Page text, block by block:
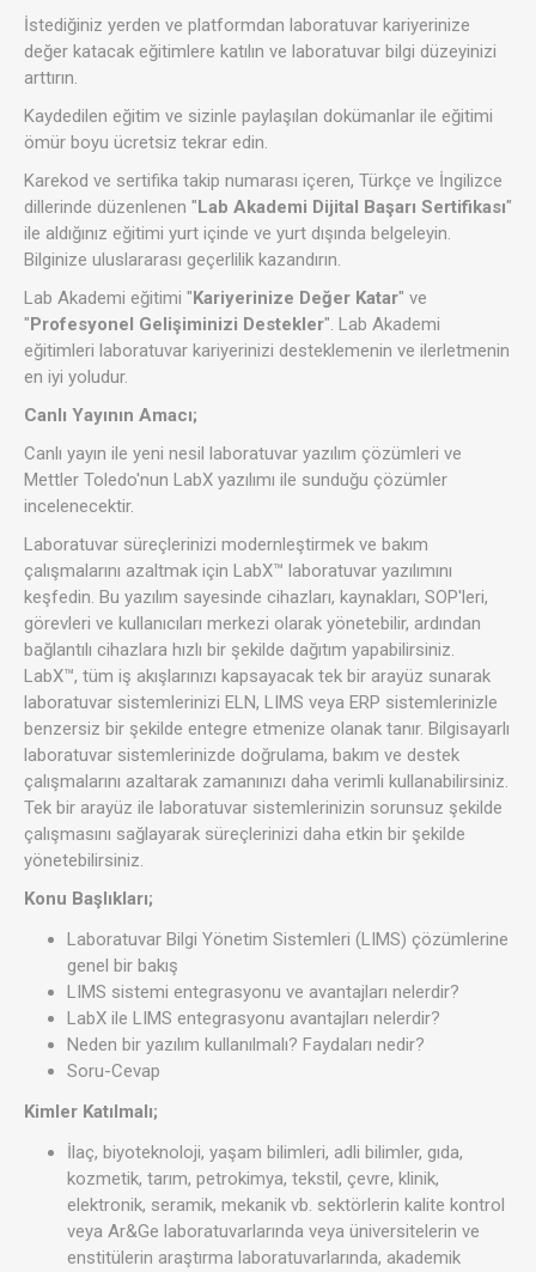
İstediğiniz yerden ve platformdan laboratuvar kariyerinize
değer katacak eğitimlere katılın ve laboratuvar bilgi düzeyinizi
arttırın.
Kaydedilen eğitim ve sizinle paylaşılan dokümanlar ile eğitimi
ömür boyu ücretsiz tekrar edin.
Karekod ve sertifika takip numarası içeren, Türkçe ve İngilizce
dillerinde düzenlenen "Lab Akademi Dijital Başarı Sertifikası"
ile aldığınız eğitimi yurt içinde ve yurt dışında belgeleyin.
Bilginize uluslararası geçerlilik kazandırın.
Lab Akademi eğitimi "Kariyerinize Değer Katar" ve
"Profesyonel Gelişiminizi Destekler". Lab Akademi
eğitimleri laboratuvar kariyerinizi desteklemenin ve ilerletmenin
en iyi yoludur.
Canlı Yayının Amacı;
Canlı yayın ile yeni nesil laboratuvar yazılım çözümleri ve
Mettler Toledo'nun LabX yazılımı ile sunduğu çözümler
incelenecektir.
Laboratuvar süreçlerinizi modernleştirmek ve bakım
çalışmalarını azaltmak için LabX™ laboratuvar yazılımını
keşfedin. Bu yazılım sayesinde cihazları, kaynakları, SOP'leri,
görevleri ve kullanıcıları merkezi olarak yönetebilir, ardından
bağlantılı cihazlara hızlı bir şekilde dağıtım yapabilirsiniz.
LabX™, tüm iş akışlarınızı kapsayacak tek bir arayüz sunarak
laboratuvar sistemlerinizi ELN, LIMS veya ERP sistemlerinizle
benzersiz bir şekilde entegre etmenize olanak tanır. Bilgisayarlı
laboratuvar sistemlerinizde doğrulama, bakım ve destek
çalışmalarını azaltarak zamanınızı daha verimli kullanabilirsiniz.
Tek bir arayüz ile laboratuvar sistemlerinizin sorunsuz şekilde
çalışmasını sağlayarak süreçlerinizi daha etkin bir şekilde
yönetebilirsiniz.
Konu Başlıkları;
Laboratuvar Bilgi Yönetim Sistemleri (LIMS) çözümlerine
genel bir bakış
LIMS sistemi entegrasyonu ve avantajları nelerdir?
LabX ile LIMS entegrasyonu avantajları nelerdir?
Neden bir yazılım kullanılmalı? Faydaları nedir?
Soru-Cevap
Kimler Katılmalı;
İlaç, biyoteknoloji, yaşam bilimleri, adli bilimler, gıda,
kozmetik, tarım, petrokimya, tekstil, çevre, klinik,
elektronik, seramik, mekanik vb. sektörlerin kalite kontrol
veya Ar&Ge laboratuvarlarında veya üniversitelerin ve
enstitülerin araştırma laboratuvarlarında, akademik